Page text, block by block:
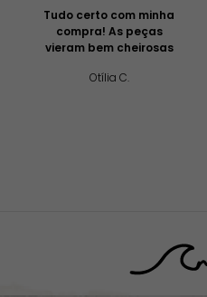
Tudo certo com minha
compra! As peças
vieram bem cheirosas
Otília C.